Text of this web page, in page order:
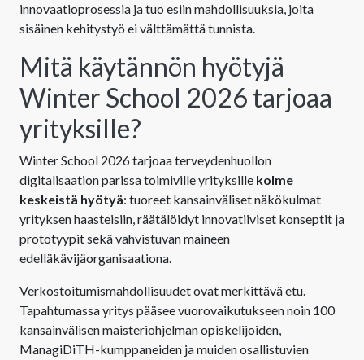
innovaatioprosessia ja tuo esiin mahdollisuuksia, joita
sisäinen kehitystyö ei välttämättä tunnista.
Mitä käytännön hyötyjä
Winter School 2026 tarjoaa
yrityksille?
Winter School 2026 tarjoaa terveydenhuollon
digitalisaation parissa toimiville yrityksille kolme
keskeistä hyötyä: tuoreet kansainväliset näkökulmat
yrityksen haasteisiin, räätälöidyt innovatiiviset konseptit ja
prototyypit sekä vahvistuvan maineen
edelläkävijäorganisaationa.
Verkostoitumismahdollisuudet ovat merkittävä etu.
Tapahtumassa yritys pääsee vuorovaikutukseen noin 100
kansainvälisen maisteriohjelman opiskelijoiden,
ManagiDiTH-kumppaneiden ja muiden osallistuvien